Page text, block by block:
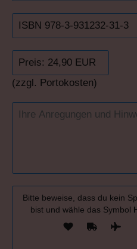
(zzgl. Portokosten)
Bitte beweise, dass du kein
bist und wähle das Symbol